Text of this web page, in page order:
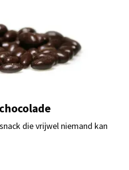
die vrijwel niemand kan